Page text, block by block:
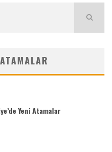
Yeni Atamalar